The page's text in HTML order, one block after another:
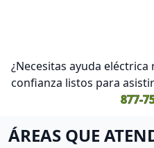
¿Necesitas ayuda
confianza listos para
877-
ÁREAS QUE